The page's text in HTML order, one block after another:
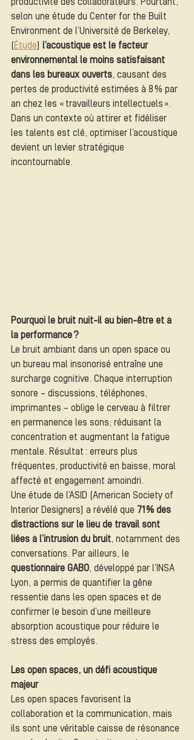
selon une étude du Center for the Built
Environment de l’Université de Berkeley,
(Étude) l’acoustique est le facteur
environnemental le moins satisfaisant
dans les bureaux ouverts, causant des
pertes de productivité estimées à 8 % par
an chez les « travailleurs intellectuels ».
Dans un contexte où attirer et fidéliser
les talents est clé, optimiser l’acoustique
devient un levier stratégique
incontournable.
Pourquoi le bruit nuit-il au bien-être et à
la performance ?
Le bruit ambiant dans un open space ou
un bureau mal insonorisé entraîne une
surcharge cognitive. Chaque interruption
sonore – discussions, téléphones,
imprimantes – oblige le cerveau à filtrer
en permanence les sons, réduisant la
concentration et augmentant la fatigue
mentale. Résultat : erreurs plus
fréquentes, productivité en baisse, moral
affecté et engagement amoindri.
Une étude de l’ASID (American Society of
Interior Designers) a révélé que 71 % des
distractions sur le lieu de travail sont
liées à l’intrusion du bruit, notamment des
conversations. Par ailleurs, le
questionnaire GABO, développé par l’INSA
Lyon, a permis de quantifier la gêne
ressentie dans les open spaces et de
confirmer le besoin d’une meilleure
absorption acoustique pour réduire le
stress des employés.
Les open spaces, un défi acoustique
majeur
Les open spaces favorisent la
collaboration et la communication, mais
ils sont une véritable caisse de résonance